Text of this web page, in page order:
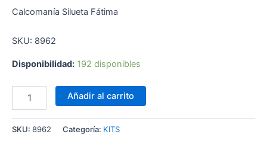
Calcomanía Silueta Fátima
SKU: 8962
Disponibilidad: 192 disponibles
Añadir al carrito
SKU: 8962 Categoría: KITS